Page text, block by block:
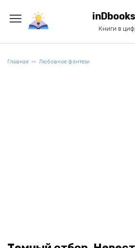
содержанию
Книги в
Главная Любовное фэнтези